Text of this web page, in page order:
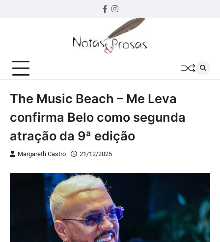
Facebook
instagram
The Music Beach – Me Leva
confirma Belo como segunda
atração da 9ª edição
Margareth Castro 21/12/2025